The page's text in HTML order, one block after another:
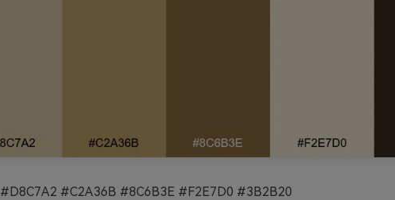
#D8C7A2 #C2A36B #8C6B3E #F2E7D0 #3B2B20